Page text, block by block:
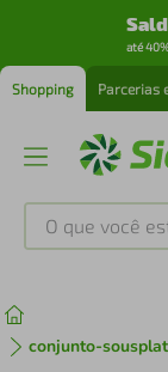
até
Shopping Parcerias
O que você está
conjunto-